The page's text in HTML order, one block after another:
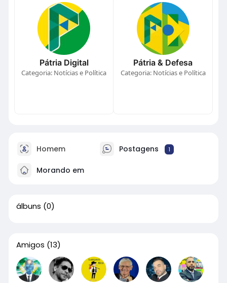
Pátria Digital
Categoria: Notícias e Política
Pátria & Defesa
Categoria: Notícias e Política
Homem Postagens 1
Morando em
álbuns (0)
Amigos (13)